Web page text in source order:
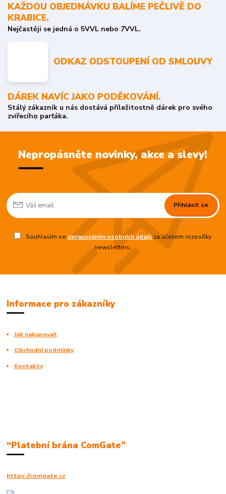
KAŽDOU OBJEDNÁVKU BALÍME PEČLIVĚ DO
KRABICE.
Nejčastěji se jedná o 5VVL nebo 7VVL.
ODKAZ ODSTOUPENÍ OD SMLOUVY
DÁREK NAVÍC JAKO PODĚKOVÁNÍ.
Stálý zákazník u nás dostává příležitostně dárek pro svého
zvířecího parťáka.
Nepropásněte novinky, akce a slevy!
Přihlásit se
Souhlasím se zpracováním osobních údajůza účelem rozesílky
newsletteru.
Informace pro zákazníky
Jak nakupovat
Obchodní podmínky
Kontakty
“Platební brána ComGate”
https://comgate.cz